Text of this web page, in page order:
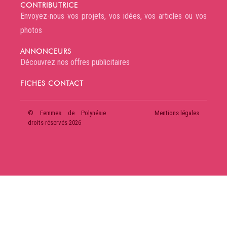
CONTRIBUTRICE
Envoyez-nous vos projets, vos idées, vos articles ou vos
photos
ANNONCEURS
Découvrez nos offres publicitaires
FICHES CONTACT
© Femmes de Polynésie
droits réservés 2026
Mentions légales